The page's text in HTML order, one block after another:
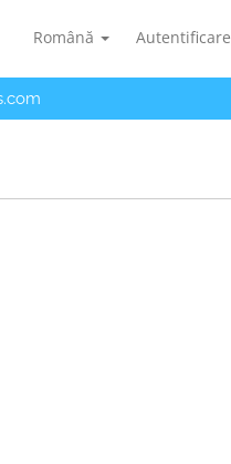
Română Autentificare